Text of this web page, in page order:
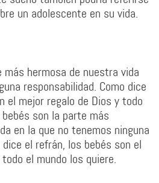
un adolescente en su vida.
hermosa de nuestra vida
responsabilidad. Como dice
el mejor regalo de Dios y todo
son la parte más
en la que no tenemos ninguna
el refrán, los bebés son el
el mundo los quiere.